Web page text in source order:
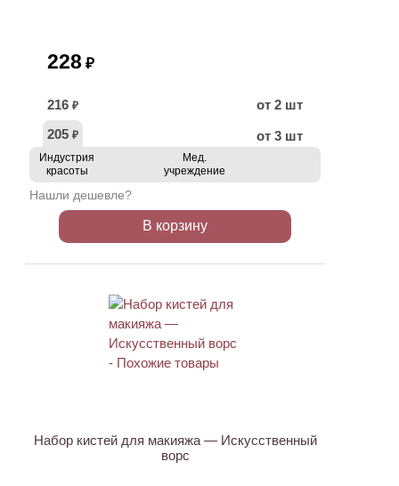
228 ₽
216 ₽
от 2 шт
205 ₽ от 3 шт
Индустрия
красоты
Мед.
учреждение
Нашли дешевле?
В корзину
Набор кистей для макияжа — Искусственный
ворс